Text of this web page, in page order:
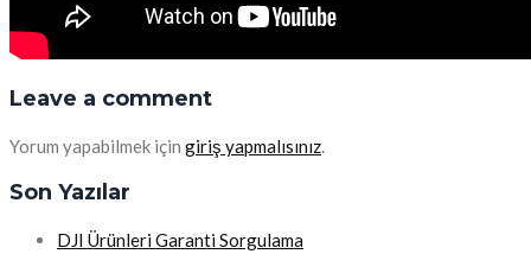
Leave a comment
Yorum yapabilmek için giriş yapmalısınız.
Son Yazılar
DJI Ürünleri Garanti Sorgulama